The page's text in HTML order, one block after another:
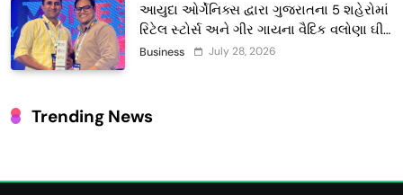
આયુદા ઓર્ગેનિક્સ દ્વારા ગુજરાતના 5 શહેરોમાં
રિટેલ સ્ટોર્સ અને ગીર ગાયના વૈદિક વલોણા ઘી-
દૂધની શુદ્ધ સેવાઓ સાથે વ્યાપક વિસ્તરણ
Business July 28, 2026
Trending News